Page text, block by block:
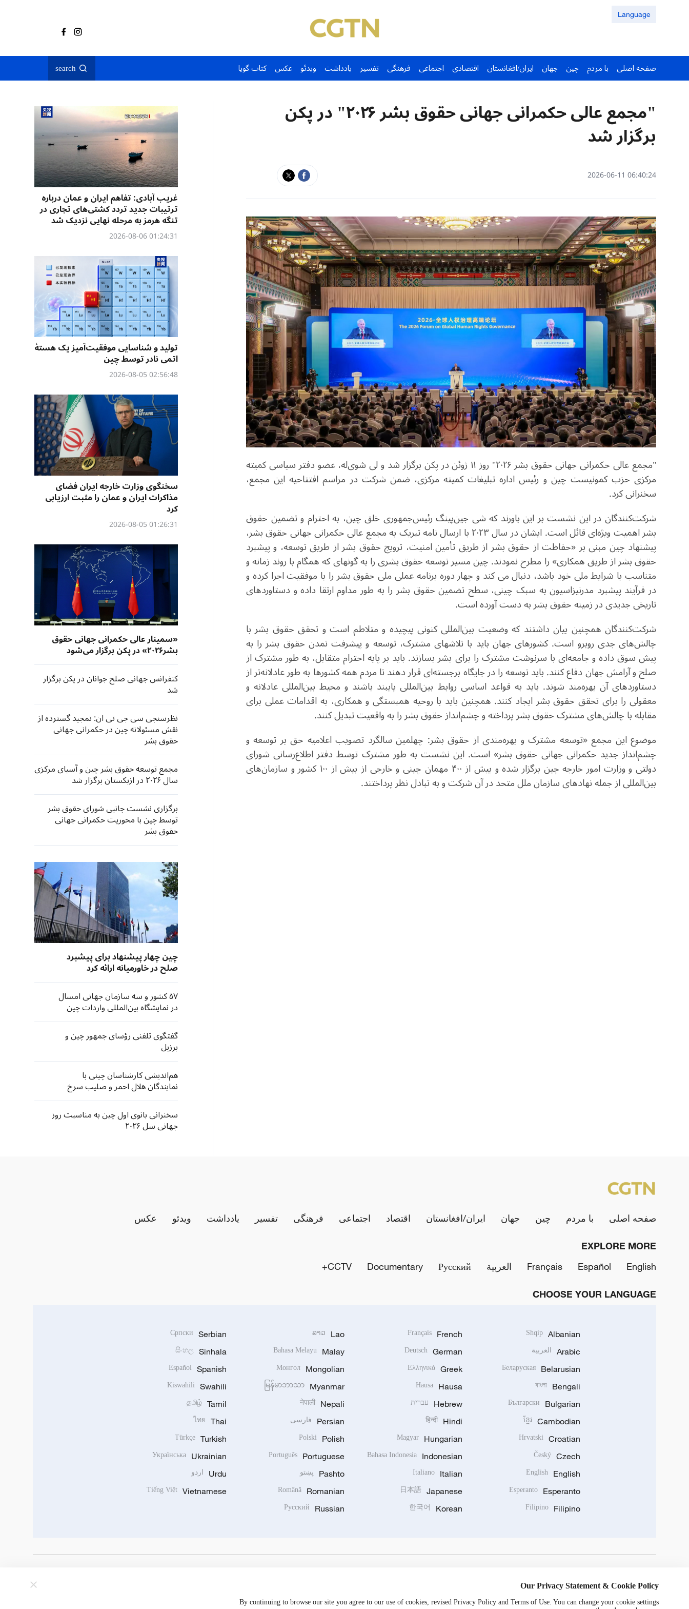
Language
صفحه اصلی با مردم چین جهان ایران/افغانستان اقتصادی اجتماعی فرهنگی تفسیر یادداشت ویدئو عکس کتاب گویا search
"مجمع عالی حکمرانی جهانی حقوق بشر ۲۰۲۶" در پکن
برگزار شد
06:40:24 2026-06-11
"مجمع عالی حکمرانی جهانی حقوق بشر ۲۰۲۶" روز ۱۱ ژوئن در پکن برگزار شد و لی شوی‌له، عضو دفتر سیاسی کمیته
مرکزی حزب کمونیست چین و رئیس اداره تبلیغات کمیته مرکزی، ضمن شرکت در مراسم افتتاحیه این مجمع،
سخنرانی کرد.
شرکت‌کنندگان در این نشست بر این باورند که شی جین‌پینگ رئیس‌جمهوری خلق چین، به احترام و تضمین حقوق
بشر اهمیت ویژه‌ای قائل است. ایشان در سال ۲۰۲۳ با ارسال نامه تبریک به مجمع عالی حکمرانی جهانی حقوق بشر،
پیشنهاد چین مبنی بر «حفاظت از حقوق بشر از طریق تأمین امنیت، ترویج حقوق بشر از طریق توسعه، و پیشبرد
حقوق بشر از طریق همکاری» را مطرح نمودند. چین مسیر توسعه حقوق بشری را به گونه‎ای که همگام با روند زمانه و
متناسب با شرایط ملی خود باشد، دنبال می کند و چهار دوره برنامه عملی ملی حقوق بشر را با موفقیت اجرا کرده و
در فرآیند پیشبرد مدرنیزاسیون به سبک چینی، سطح تضمین حقوق بشر را به طور مداوم ارتقا داده و دستاوردهای
تاریخی جدیدی در زمینه حقوق بشر به دست آورده است.
شرکت‌کنندگان همچنین بیان داشتند که وضعیت بین‌المللی کنونی پیچیده و متلاطم است و تحقق حقوق بشر با
چالش‌های جدی روبرو است. کشورهای جهان باید با تلاش‎های مشترک، توسعه و پیشرفت تمدن حقوق بشر را به
پیش سوق داده و جامعه‌ای با سرنوشت مشترک را برای بشر بسازند. باید بر پایه احترام متقابل، به طور مشترک از
صلح و آرامش جهان دفاع کنند. باید توسعه را در جایگاه برجسته‌ای قرار دهند تا مردم همه کشورها به طور عادلانه‌تر از
دستاوردهای آن بهره‌مند شوند. باید به قواعد اساسی روابط بین‌المللی پایبند باشند و محیط بین‌المللی عادلانه و
معقولی را برای تحقق حقوق بشر ایجاد کنند. همچنین باید با روحیه همبستگی و همکاری، به اقدامات عملی برای
مقابله با چالش‌های مشترک حقوق بشر پرداخته و چشم‌انداز حقوق بشر را به واقعیت تبدیل کنند.
موضوع این مجمع «توسعه مشترک و بهره‌مندی از حقوق بشر: چهلمین سالگرد تصویب اعلامیه حق بر توسعه و
چشم‌انداز جدید حکمرانی جهانی حقوق بشر» است. این نشست به طور مشترک توسط دفتر اطلاع‌رسانی شورای
دولتی و وزارت امور خارجه چین برگزار شده و بیش از ۴۰۰ مهمان چینی و خارجی از بیش از ۱۰۰ کشور و سازمان‌های
بین‌المللی از جمله نهادهای سازمان ملل متحد در آن شرکت و به تبادل نظر پرداختند.
غریب آبادی: تفاهم ایران و عمان درباره
ترتیبات جدید تردد کشتی‌های تجاری در
تنگه هرمز به مرحله نهایی نزدیک شد
01:24:31 2026-08-06
تولید و شناسایی موفقیت‌آمیز یک هستهٔ
اتمی نادر توسط چین
02:56:48 2026-08-05
سخنگوی وزارت خارجه ایران فضای
مذاکرات ایران و عمان را مثبت ارزیابی
کرد
01:26:31 2026-08-05
«سمینار عالی حکمرانی جهانی حقوق
بشر۲۰۲۶» در پکن برگزار می‌شود
کنفرانس جهانی صلح جوانان در پکن برگزار
شد
نظرسنجی سی جی تی ان: تمجید گسترده از
نقش مسئولانه چین در حکمرانی جهانی
حقوق بشر
مجمع توسعه حقوق بشر چین و آسیای مرکزی
سال ۲۰۲۶ در ازبکستان برگزار شد
برگزاری نشست جانبی شورای حقوق بشر
توسط چین با محوریت حکمرانی جهانی
حقوق بشر
چین چهار پیشنهاد برای پیشبرد
صلح در خاورمیانه ارائه کرد
۵۷ کشور و سه سازمان جهانی امسال
در نمایشگاه بین‌المللی واردات چین
حضور می‌یابند
گفتگوی تلفنی رؤسای جمهور چین و
برزیل
هم‌اندیشی کارشناسان چینی با
نمایندگان هلال احمر و صلیب سرخ
برای کمک به مهار ابولا در کنگو
سخنرانی بانوی اول چین به مناسبت روز
جهانی سل ۲۰۲۶
صفحه اصلی با مردم چین جهان ایران/افغانستان اقتصاد اجتماعی فرهنگی تفسیر یادداشت ویدئو عکس
EXPLORE MORE
English
Español
Français العربية Русский
Documentary
CCTV+
CHOOSE YOUR LANGUAGE
Albanian
Shqip
Arabic العربية
Belarusian
Беларуская
Bengali
বাংলা
Bulgarian
Български
Cambodian
ខ្មែរ
Croatian
Hrvatski
Czech
Český
English
English
Esperanto
Esperanto
Filipino
Filipino
French
Français
German
Deutsch
Greek
Ελληνικά
Hausa
Hausa
Hebrew עברית
Hindi
हिन्दी
Hungarian
Magyar
Indonesian
Bahasa Indonesia
Italian
Italiano
Japanese
日本語
Korean
한국어
Lao
ລາວ
Malay
Bahasa Melayu
Mongolian
Монгол
Myanmar
မြန်မာဘာသာ
Nepali
नेपाली
Persian فارسی
Polish
Polski
Portuguese
Português
Pashto پښتو
Romanian
Română
Russian
Русский
Serbian
Српски
Sinhala
සිංහල
Spanish
Español
Swahili
Kiswahili
Tamil
தமிழ்
Thai
ไทย
Turkish
Türkçe
Ukrainian
Українська
Urdu اردو
Vietnamese
Tiếng Việt
Our Privacy Statement & Cookie Policy
By continuing to browse our site you agree to our use of cookies, revised Privacy Policy and Terms of Use. You can change your cookie settings